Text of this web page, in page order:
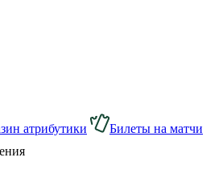
атрибутики
Билеты на матчи